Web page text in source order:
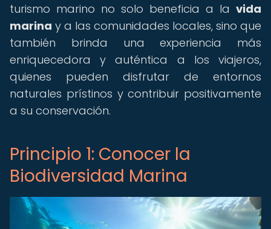
turismo marino no solo beneficia a la vida
marina y a las comunidades locales, sino que
también brinda una experiencia más
enriquecedora y auténtica a los viajeros,
quienes pueden disfrutar de entornos
naturales prístinos y contribuir positivamente
a su conservación.
Principio 1: Conocer la
Biodiversidad Marina